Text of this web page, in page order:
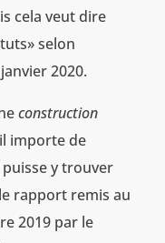
cela veut dire
selon
2020.
construction
importe de
y trouver
rapport remis au
2019 par le